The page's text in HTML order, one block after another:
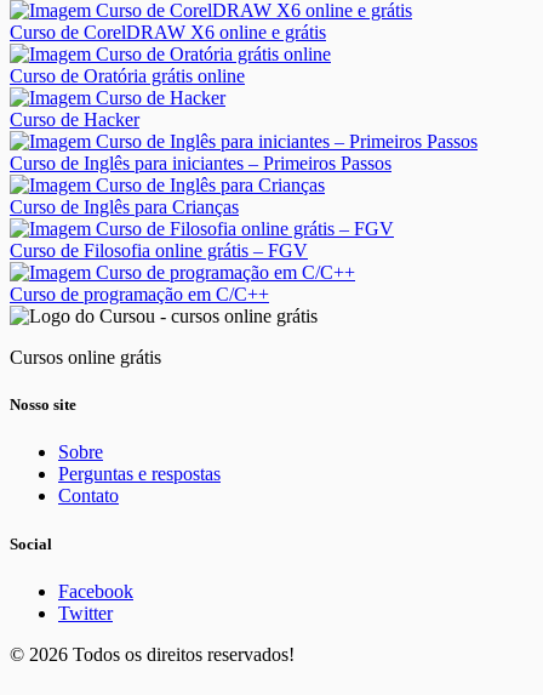
Curso de CorelDRAW X6 online e grátis
Curso de Oratória grátis online
Curso de Hacker
Curso de Inglês para iniciantes – Primeiros Passos
Curso de Inglês para Crianças
Curso de Filosofia online grátis – FGV
Curso de programação em C/C++
Cursos online grátis
Nosso site
Sobre
Perguntas e respostas
Contato
Social
Facebook
Twitter
© 2026 Todos os direitos reservados!